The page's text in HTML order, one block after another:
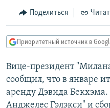
Вернутся
главной
навигации
Вернутся
поиску
МНЕНИЯ
IDEL.РЕАЛИИ
КАВКАЗ.РЕАЛИИ
СЕВЕР.РЕАЛИИ
СИБИРЬ.РЕАЛИИ
Поделиться
Приоритетный источник в
Вице-президент
сообщил, что в январе
аренду Дэвида
Анджелес Гэлэкси" и